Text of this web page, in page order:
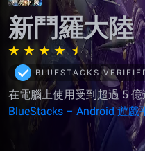
新鬥羅大陸
BLUESTACKS
在電腦上使用受到超過 5
BlueStacks – Android 遊戲